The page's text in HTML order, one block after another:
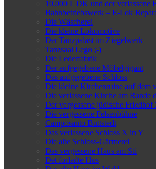
10.000 L DK und der verlassene
Bahnbetriebswerk – E-Lok
Die Wäscherei
Die kleine Lokomotive
Der Tanzpalast im Ziegelwerk
Tanzsaal Lego ;-)
Die Lederfabrik
Der aufgegebene Möbelgigant
Das aufgegebene Schloss
Die kleine Kirchenruine auf dem
Die verlassene Kirche am Rande
Der vergessene jüdische Friedhof
Die vergessene Felsenbühne
Camposanto Buttstedt
Das verlassene Schloss X in Y
Die alte Schloss-Gärtnerei
Das vergessene Haus am Sti
Det forladte Hus